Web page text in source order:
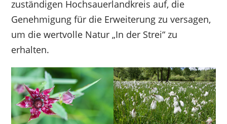
zuständigen Hochsauerlandkreis auf, die
Genehmigung für die Erweiterung zu versagen,
um die wertvolle Natur „In der Strei“ zu
erhalten.